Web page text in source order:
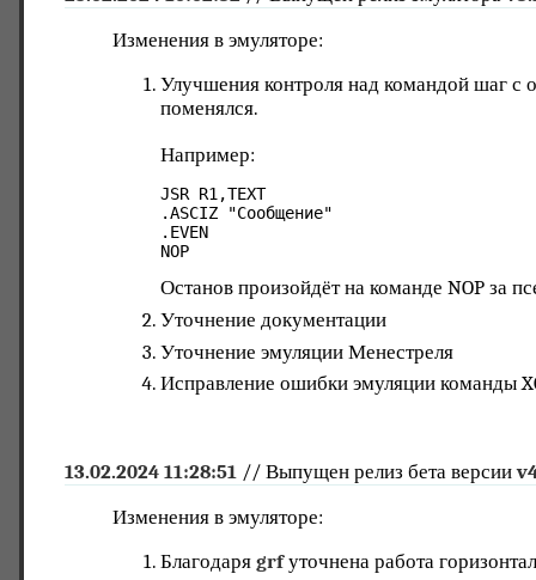
Изменения в эмуляторе:
Улучшения контроля над командой шаг с
поменялся.
Например:
JSR R1,TEXT
.ASCIZ "Сообщение"
.EVEN
NOP
Останов произойдёт на команде NOP за
Уточнение документации
Уточнение эмуляции Менестреля
Исправление ошибки эмуляции команды
13.02.2024 11:28:51 // Выпущен релиз бета версии
Изменения в эмуляторе:
Благодаряgrfуточнена работа